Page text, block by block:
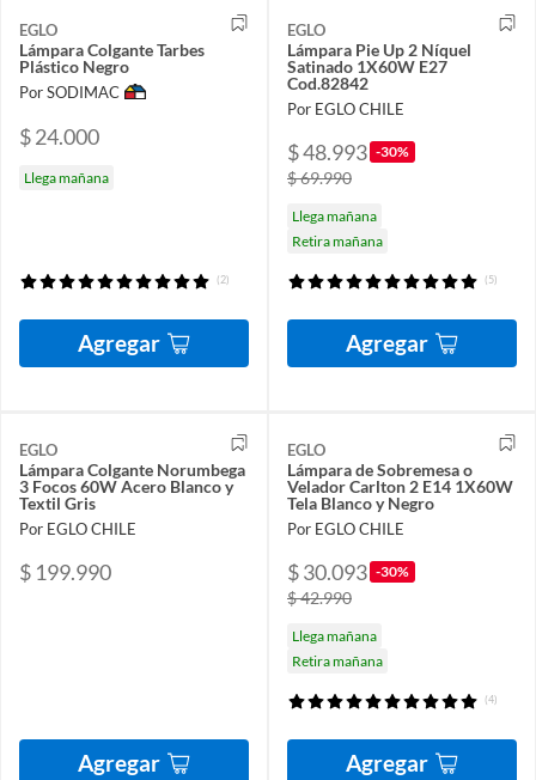
EGLO
Lámpara Colgante Tarbes
Plástico Negro
Por SODIMAC
$ 24.000
Llega mañana
(2)
Agregar
EGLO
Lámpara Pie Up 2 Níquel
Satinado 1X60W E27
Cod.82842
Por EGLO CHILE
$ 48.993 -30%
$ 69.990
Llega mañana
Retira mañana
(5)
Agregar
EGLO
Lámpara Colgante Norumbega
3 Focos 60W Acero Blanco y
Textil Gris
Por EGLO CHILE
$ 199.990
Agregar
EGLO
Lámpara de Sobremesa o
Velador Carlton 2 E14 1X60W
Tela Blanco y Negro
Por EGLO CHILE
$ 30.093 -30%
$ 42.990
Llega mañana
Retira mañana
(4)
Agregar